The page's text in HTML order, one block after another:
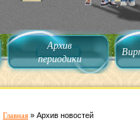
Архив
периодики
Главная » Архив новостей